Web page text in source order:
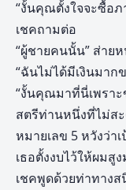
“งั้นคุณตั้งใจจะซื้อภ
เชคถามต่อ
“ผู้ชายคนนั้น” ส่ายห
“ฉันไม่ได้มีเงินมาก
“งั้นคุณมาที่นี่เพรา
สตรีท่านหนึ่งที่ไม่ส
หมายเลข 5 หวังว่า
เธอตั้งงบไว้ให้ผมสู
เชคพูดด้วยท่าทาง